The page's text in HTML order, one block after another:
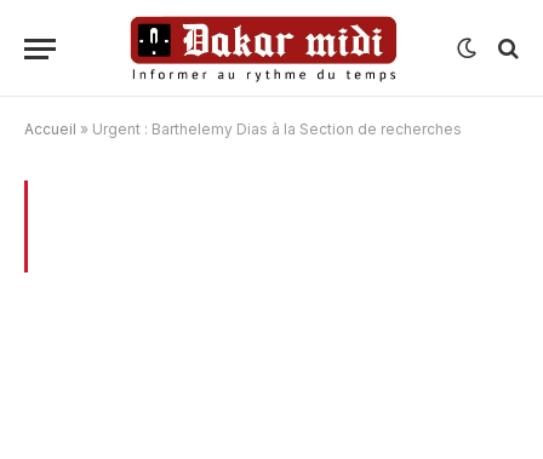
Accueil » Urgent : Barthelemy Dias à la Section de recherches